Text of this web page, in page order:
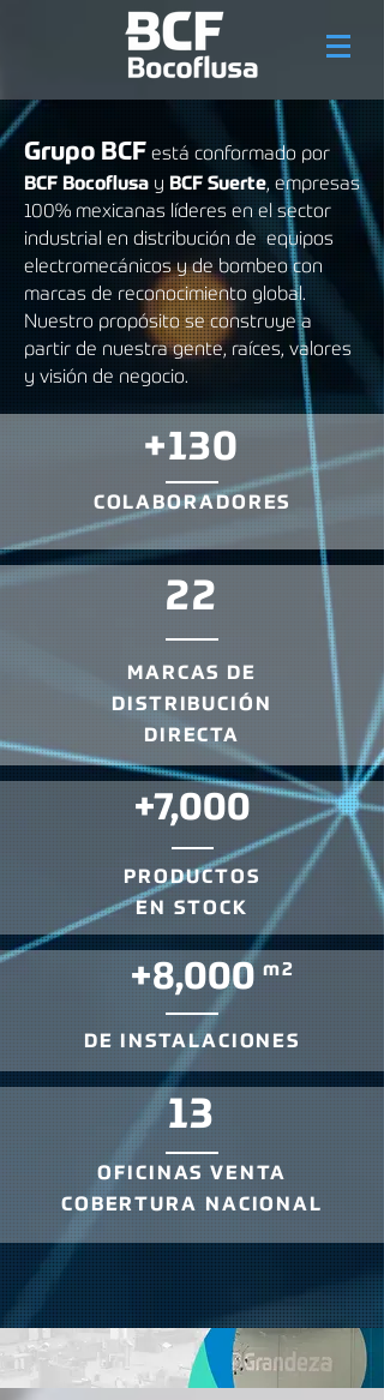
Grupo BCF está conformado por
BCF Bocoflusa y BCF Suerte, empresas
100% mexicanas líderes en el sector
industrial en distribución de equipos
electromecánicos y de bombeo con
marcas de reconocimiento global.
Nuestro propósito se construye a
partir de nuestra gente, raíces, valores
y visión de negocio.
+130
COLABORADORES
22
MARCAS DE
DISTRIBUCIÓN
DIRECTA
+7,000
PRODUCTOS
EN STOCK
+8,000 m2
DE INSTALACIONES
13
OFICINAS VENTA
COBERTURA NACIONAL